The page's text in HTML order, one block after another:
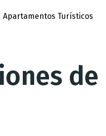
Apartamentos Turísticos